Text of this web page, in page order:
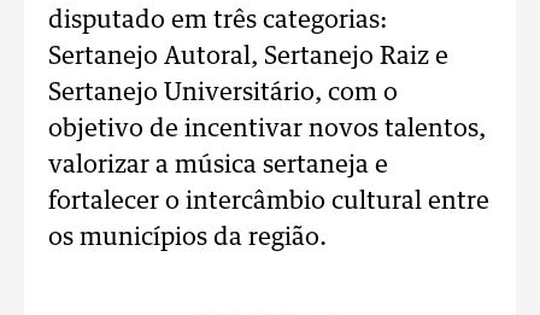
disputado em três categorias:
Sertanejo Autoral, Sertanejo Raiz e
Sertanejo Universitário, com o
objetivo de incentivar novos talentos,
valorizar a música sertaneja e
fortalecer o intercâmbio cultural entre
os municípios da região.